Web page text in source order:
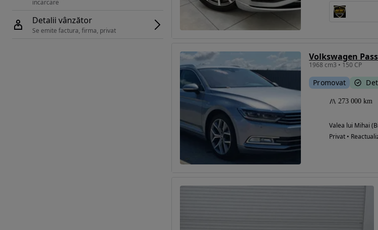
Detalii vânzător
Se emite factura, firma, privat
Volkswagen
1968 cm3 • 150 CP
Promovat
273 000 km
Valea lui Mihai
Privat •